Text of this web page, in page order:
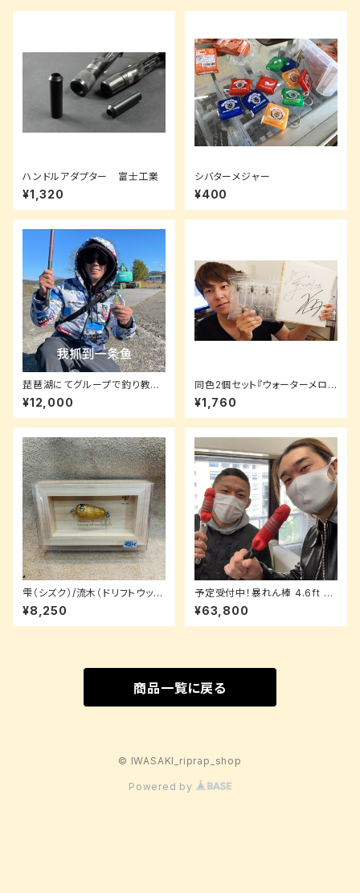
ハンドルアダプター 富士工業
¥1,320
シバターメジャー
¥400
琵琶湖にてグループで釣り教
室！手ぶらでOK！【欢迎中国客
户】
¥12,000
同色2個セット『ウォーターメロ
ン』HAKUA -ハクア（5.4inch）
¥1,760
雫（シズク）/流木（ドリフトウッ
ド）/2.5cm【ルアーパッケージ】
¥8,250
予定受付中！暴れん棒 4.6ft PI
STON （茶色）【限定3本】
¥63,800
商品一覧に戻る
© IWASAKI_riprap_shop
Powered by